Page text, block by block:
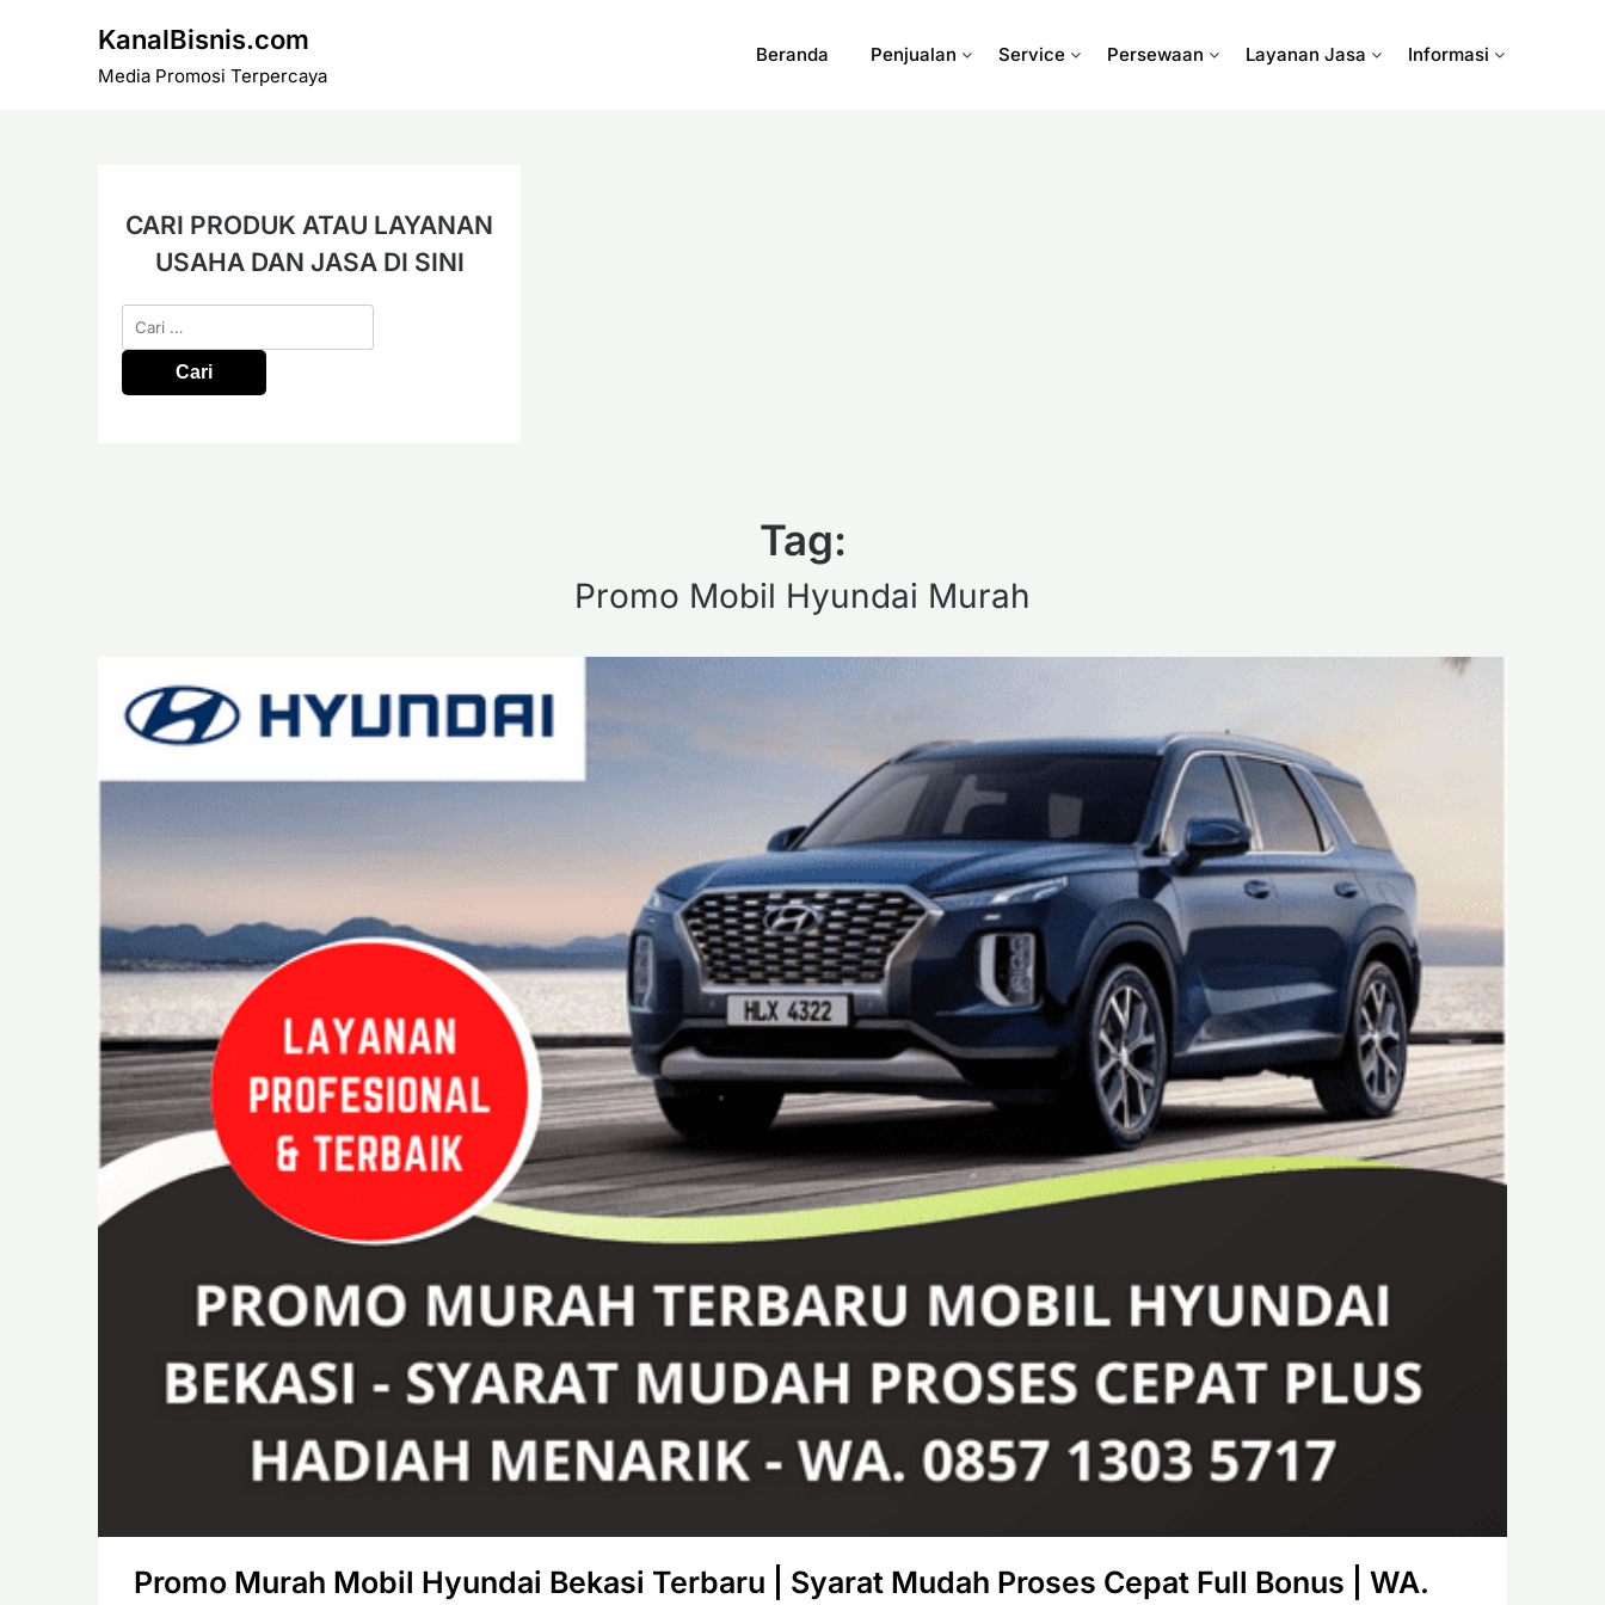
KanalBisnis.com
Media Promosi Terpercaya
Beranda Penjualan Service Persewaan Layanan Jasa Informasi
CARI PRODUK ATAU LAYANAN
USAHA DAN JASA DI SINI
Cari
untuk:
Tag:
Promo Mobil Hyundai Murah
Promo Murah Mobil Hyundai Bekasi Terbaru | Syarat Mudah Proses Cepat Full Bonus | WA.